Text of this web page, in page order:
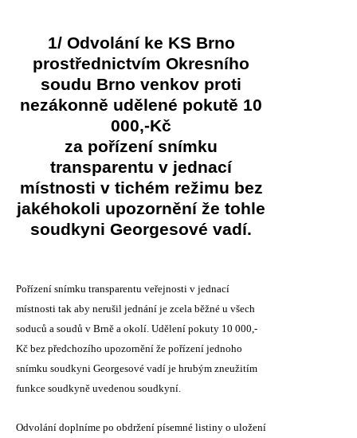
1/ Odvolání ke KS Brno
prostřednictvím Okresního
soudu Brno venkov proti
nezákonně udělené pokutě 10
000,-Kč
za pořízení snímku
transparentu v jednací
místnosti v tichém režimu bez
jakéhokoli upozornění že tohle
soudkyni Georgesové vadí.
Pořízení snímku transparentu veřejnosti v jednací
místnosti tak aby nerušil jednání je zcela běžné u všech
soduců a soudů v Brně a okolí. Udělení pokuty 10 000,-
Kč bez předchozího upozornění že pořízení jednoho
snímku soudkyni Georgesové vadí je hrubým zneužitím
funkce soudkyně uvedenou soudkyní.
Odvolání doplníme po obdržení písemné listiny o uložení